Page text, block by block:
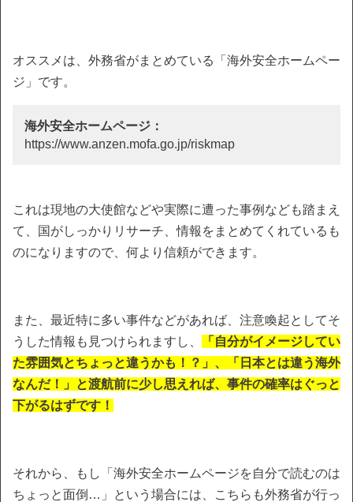
オススメは、外務省がまとめている「海外安全ホームペー
ジ」です。
海外安全ホームページ：
https://www.anzen.mofa.go.jp/riskmap
これは現地の大使館などや実際に遭った事例なども踏まえ
て、国がしっかりリサーチ、情報をまとめてくれているも
のになりますので、何より信頼ができます。
また、最近特に多い事件などがあれば、注意喚起としてそ
うした情報も見つけられますし、
「自分がイメージしてい
た雰囲気とちょっと違うかも！？」、「日本とは違う海外
なんだ！」と渡航前に少し思えれば、事件の確率はぐっと
下がるはずです！
それから、もし「海外安全ホームページを自分で読むのは
ちょっと面倒…」という場合には、こちらも外務省が行っ